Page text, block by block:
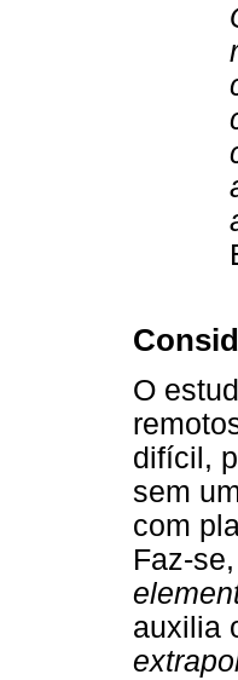
O
difícil,
sem
com
Faz-
auxilia